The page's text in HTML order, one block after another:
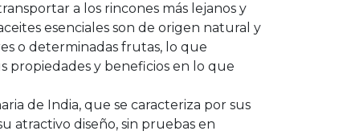
a los rincones más lejanos y
esenciales son de origen natural y
o determinadas frutas, lo que
propiedades y beneficios en lo que
de India, que se caracteriza por sus
atractivo diseño, sin pruebas en